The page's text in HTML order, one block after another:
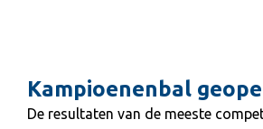
Kampioenenbal
De resultaten van de meeste